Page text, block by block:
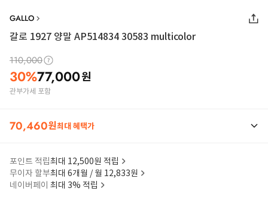
GALLO
갈로 1927 양말 AP514834 30583 multicolor
110,000
30%77,000원
관부가세 포함
70,460원최대 혜택가
포인트 적립최대 12,500원 적립
무이자 할부최대 6개월 / 월 12,833원
네이버페이 최대 3% 적립